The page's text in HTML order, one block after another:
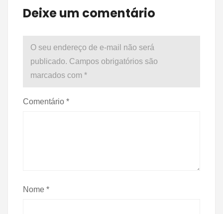
Deixe um comentário
O seu endereço de e-mail não será
publicado. Campos obrigatórios são
marcados com *
Comentário *
Nome *